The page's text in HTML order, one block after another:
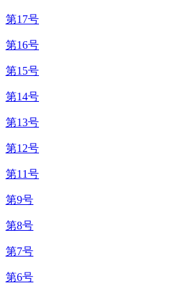
第17号
第16号
第15号
第14号
第13号
第12号
第11号
第9号
第8号
第7号
第6号